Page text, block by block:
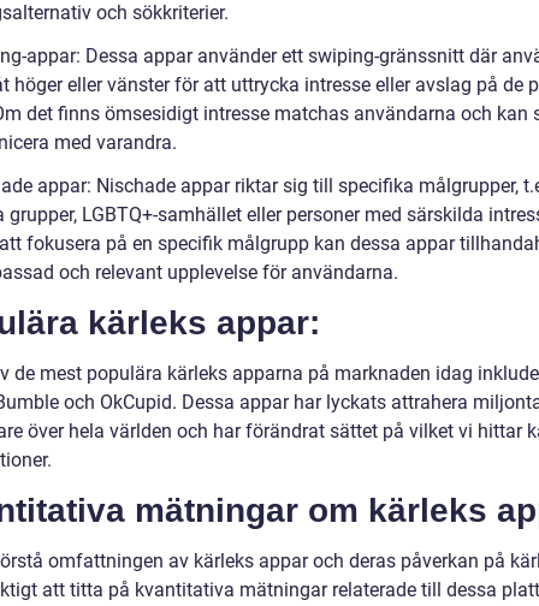
och sökkriterier.
appar: Dessa appar använder ett swiping-gränssnitt där
höger eller vänster för att uttrycka intresse eller avslag på de
det finns ömsesidigt intresse matchas användarna och kan
med varandra.
appar: Nischade appar riktar sig till specifika målgrupper,
grupper, LGBTQ+-samhället eller personer med särskilda
fokusera på en specifik målgrupp kan dessa appar
och relevant upplevelse för användarna.
kärleks appar:
de mest populära kärleks apparna på marknaden idag
och OkCupid. Dessa appar har lyckats attrahera
över hela världen och har förändrat sättet på vilket vi hittar
mätningar om kärleks
omfattningen av kärleks appar och deras påverkan på
att titta på kvantitativa mätningar relaterade till dessa